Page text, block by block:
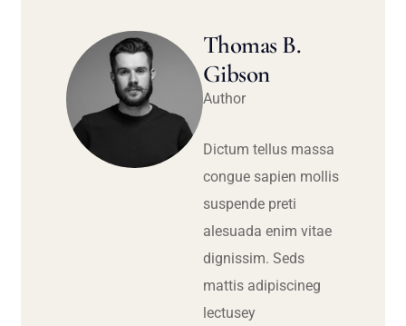
Thomas B.
Gibson
Author
Dictum tellus massa
congue sapien mollis
suspende preti
alesuada enim vitae
dignissim. Seds
mattis adipiscineg
lectusey